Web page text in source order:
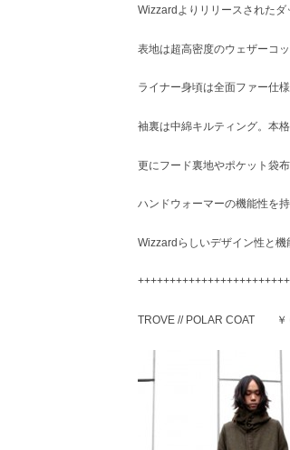
Wizzardよりリリースされたダ
表地は超高密度のウェザーコッ
ライナー身頃は全面ファー仕
袖裏は中綿キルティング。本
更にフード裏地やポケット袋
ハンドウォーマーの機能性を
Wizzardらしいデザイン性と機
TROVE // POLAR COAT ￥